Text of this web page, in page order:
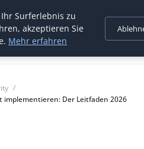
implementieren: Der Leitfaden 2026
Surferlebnis zu
akzeptieren Sie
Mehr erfahren